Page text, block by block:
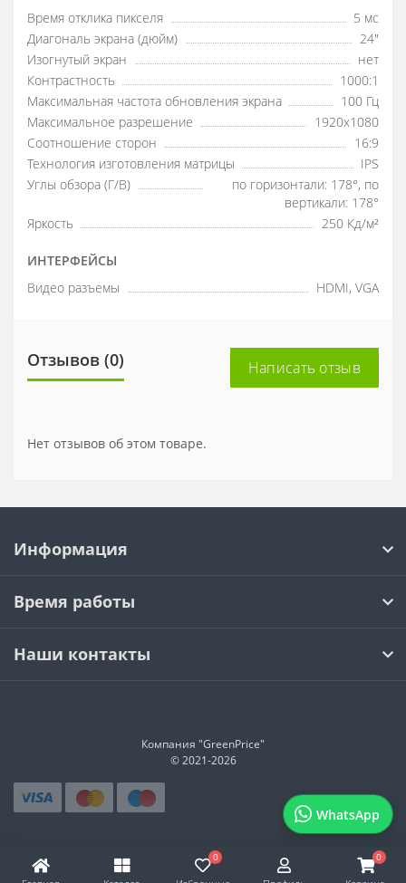
0 0
Время отклика пикселя
5 мс
Диагональ экрана (дюйм)
24"
Изогнутый экран
нет
Контрастность
1000:1
Максимальная частота обновления экрана
100 Гц
Максимальное разрешение
1920x1080
Соотношение сторон
16:9
Технология изготовления матрицы
IPS
Углы обзора (Г/В)
по горизонтали: 178°, по
вертикали: 178°
Яркость
250 Кд/м²
ИНТЕРФЕЙСЫ
Видео разъемы HDMI, VGA
Отзывов (0) Написать отзыв
Нет отзывов об этом товаре.
WhatsApp
Информация
Время работы
Наши контакты
Компания "GreenPrice"
© 2021-2026